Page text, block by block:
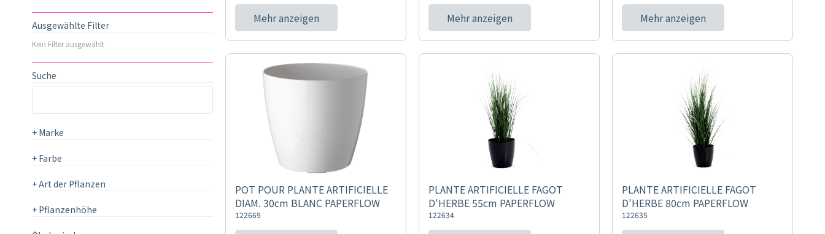
Ausgewählte Filter
Kein Filter ausgewählt
Suche
+ Marke
+ Farbe
+Art der Pflanzen
+ Pflanzenhöhe
Mehr anzeigen Mehr anzeigen Mehr anzeigen
POT POUR PLANTE ARTIFICIELLE
DIAM. 30cm BLANC PAPERFLOW
122669
PLANTE ARTIFICIELLE FAGOT
D'HERBE 55cm PAPERFLOW
122634
PLANTE ARTIFICIELLE FAGOT
D'HERBE 80cm PAPERFLOW
122635